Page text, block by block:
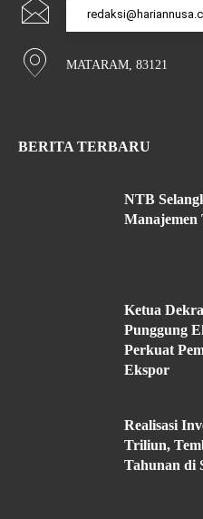
MATARAM, 83121
BERITA TERBARU
NTB
Manajemen
Ketua
Punggung
Perkuat
Ekspor
Realisasi
Triliun,
Tahunan di